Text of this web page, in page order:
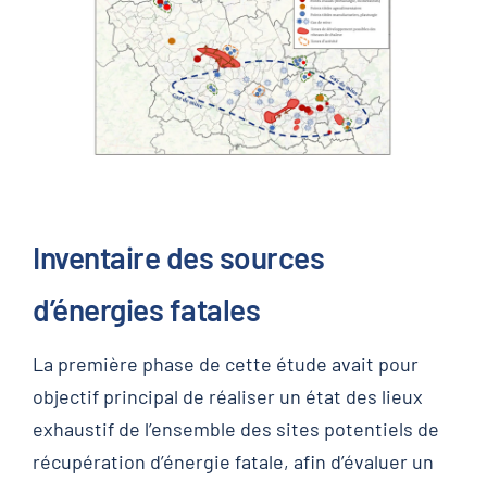
Inventaire des sources
d’énergies fatales
La première phase de cette étude avait pour
objectif principal de réaliser un état des lieux
exhaustif de l’ensemble des sites potentiels de
récupération d’énergie fatale, afin d’évaluer un